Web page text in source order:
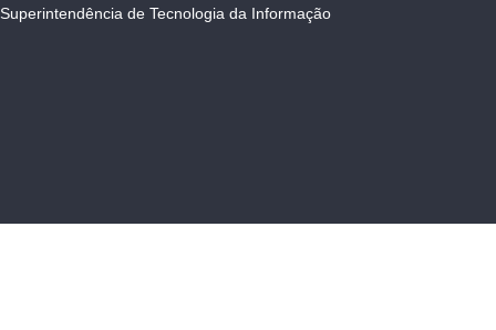
Superintendência de Tecnologia da Informação